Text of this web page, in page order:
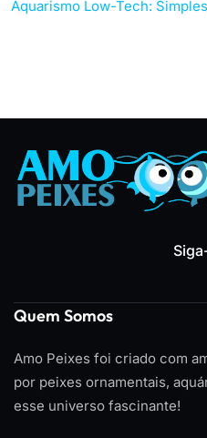
Aquarismo Low-Tech:
Quem Somos
Amo Peixes foi criado com
por peixes ornamentais,
esse universo fascinante!